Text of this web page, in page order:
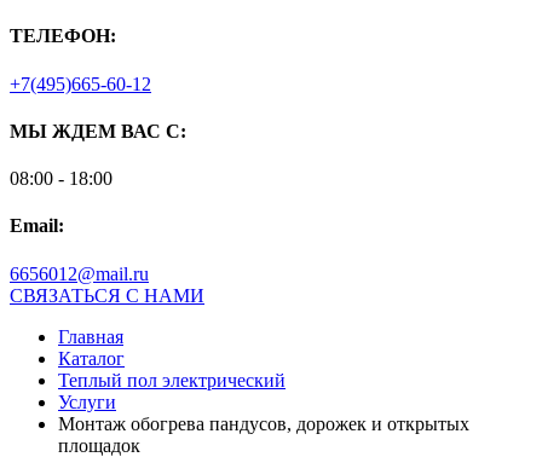
ТЕЛЕФОН:
+7(495)665-60-12
МЫ ЖДЕМ ВАС С:
08:00 - 18:00
Email:
6656012@mail.ru
СВЯЗАТЬСЯ С НАМИ
Главная
Каталог
Теплый пол электрический
Услуги
Монтаж обогрева пандусов, дорожек и открытых
площадок